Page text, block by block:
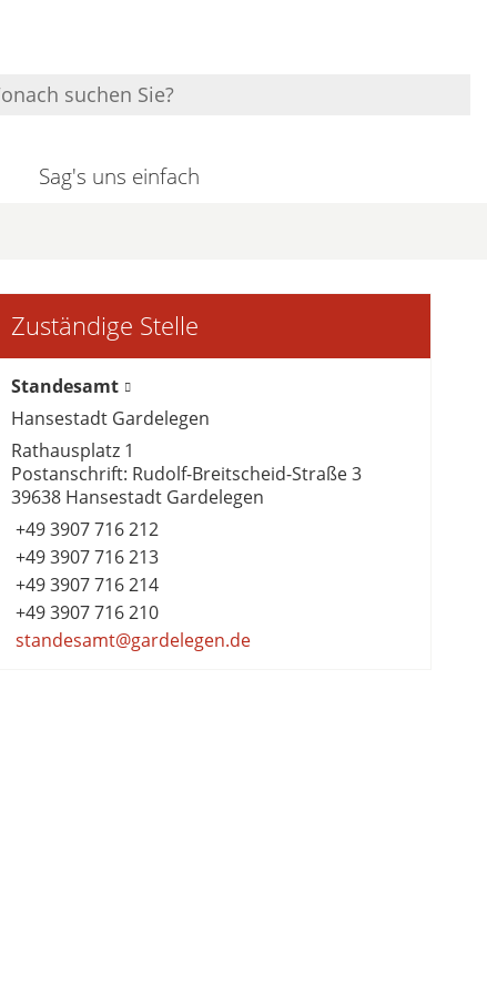
Sag's uns einfach
Zuständige Stelle
Standesamt
Hansestadt Gardelegen
Rathausplatz 1
Postanschrift: Rudolf-Breitscheid-Straße 3
39638 Hansestadt Gardelegen
+49 3907 716 212
+49 3907 716 213
+49 3907 716 214
+49 3907 716 210
standesamt@gardelegen.de